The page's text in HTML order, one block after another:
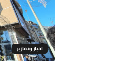
اخبار وتقارير